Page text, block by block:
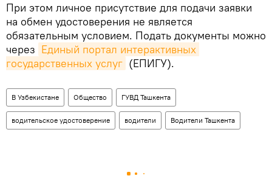
При этом личное присутствие для подачи заявки
на обмен удостоверения не является
обязательным условием. Подать документы можно
через Единый портал интерактивных
государственных услуг (ЕПИГУ).
В Узбекистане Общество ГУВД Ташкента
водительское удостоверение водители Водители Ташкента